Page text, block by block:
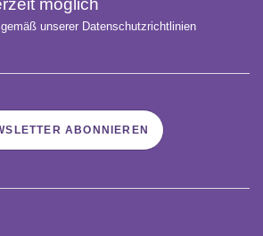
unserer Datenschutzrichtlinien
ABONNIEREN